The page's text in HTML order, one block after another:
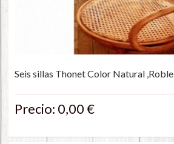
Seis sillas Thonet Color Natural ,Roble
Precio: 0,00 €